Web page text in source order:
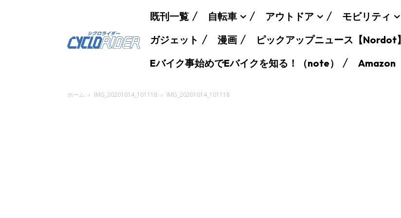
既刊一覧 自転車 アウトドア モビリティ
ガジェット
漫画
ピックアップニュース【Nordot】
Eバイク事始めでEバイクを知る！（note）
Amazon
ホーム IMG_20201014_101118 IMG_20201014_101118